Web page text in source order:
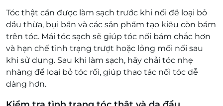
Tóc thật cần được làm sạch trước khi nối để loại bỏ
dầu thừa, bụi bẩn và các sản phẩm tạo kiểu còn bám
trên tóc. Mái tóc sạch sẽ giúp tóc nối bám chắc hơn
và hạn chế tình trạng trượt hoặc lỏng mối nối sau
khi sử dụng. Sau khi làm sạch, hãy chải tóc nhẹ
nhàng để loại bỏ tóc rối, giúp thao tác nối tóc dễ
dàng hơn.